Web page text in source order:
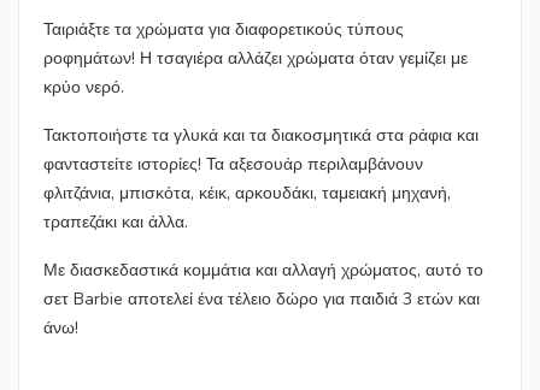
Ταιριάξτε τα χρώματα για διαφορετικούς τύπους
ροφημάτων! Η τσαγιέρα αλλάζει χρώματα όταν γεμίζει με
κρύο νερό.
Τακτοποιήστε τα γλυκά και τα διακοσμητικά στα ράφια και
φανταστείτε ιστορίες! Τα αξεσουάρ περιλαμβάνουν
φλιτζάνια, μπισκότα, κέικ, αρκουδάκι, ταμειακή μηχανή,
τραπεζάκι και άλλα.
Με διασκεδαστικά κομμάτια και αλλαγή χρώματος, αυτό το
σετ Barbie αποτελεί ένα τέλειο δώρο για παιδιά 3 ετών και
άνω!